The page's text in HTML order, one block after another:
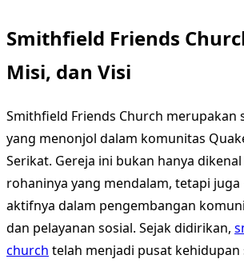
Smithfield Friends
Misi, dan Visi
Smithfield Friends Church merupakan
yang menonjol dalam komunitas
Serikat. Gereja ini bukan hanya
rohaninya yang mendalam, tetapi
aktifnya dalam pengembangan
dan pelayanan sosial. Sejak didirikan,
church telah menjadi pusat